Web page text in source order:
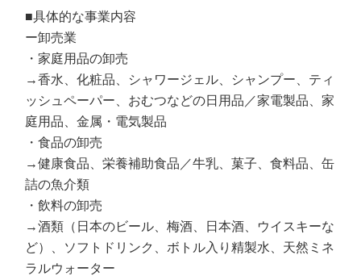
■具体的な事業内容
ー卸売業
・家庭用品の卸売
→香水、化粧品、シャワージェル、シャンプー、ティ
ッシュペーパー、おむつなどの日用品／家電製品、家
庭用品、金属・電気製品
・食品の卸売
→健康食品、栄養補助食品／牛乳、菓子、食料品、缶
詰の魚介類
・飲料の卸売
→酒類（日本のビール、梅酒、日本酒、ウイスキーな
ど）、ソフトドリンク、ボトル入り精製水、天然ミネ
ラルウォーター